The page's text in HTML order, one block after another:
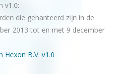
v1.0:
die gehanteerd zijn in de
2013 tot en met 9 december
Hexon B.V. v1.0